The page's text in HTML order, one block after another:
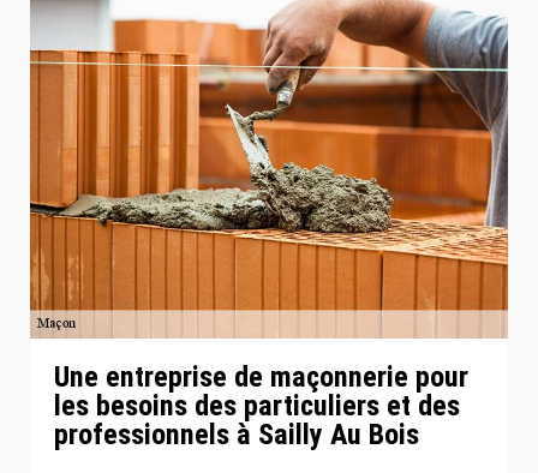
Une entreprise de maçonnerie pour
les besoins des particuliers et des
professionnels à Sailly Au Bois